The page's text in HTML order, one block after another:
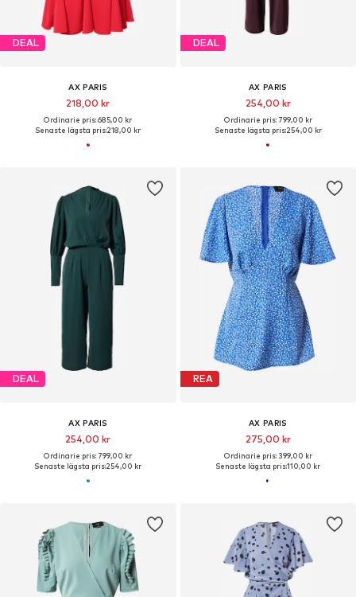
DEAL
AX PARIS
218,00 kr
Ordinarie pris: 685,00 kr
Senaste lägsta pris:218,00 kr
DEAL
AX PARIS
254,00 kr
Ordinarie pris: 799,00 kr
Senaste lägsta pris:254,00 kr
DEAL
AX PARIS
254,00 kr
Ordinarie pris: 799,00 kr
Senaste lägsta pris:254,00 kr
REA
AX PARIS
275,00 kr
Ordinarie pris: 399,00 kr
Senaste lägsta pris:110,00 kr